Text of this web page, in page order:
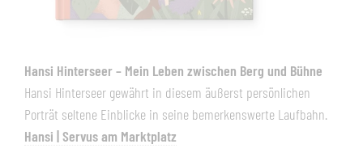
Hansi Hinterseer – Mein Leben zwischen Berg und Bühne
Hansi Hinterseer gewährt in diesem äußerst persönlichen
Porträt seltene Einblicke in seine bemerkenswerte Laufbahn.
Hansi | Servus am Marktplatz